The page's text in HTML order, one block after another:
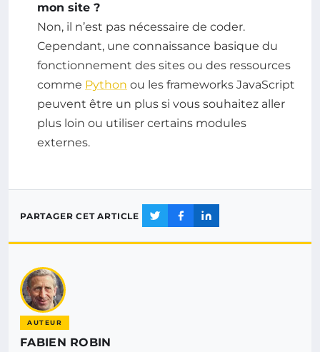
mon site ?
Non, il n’est pas nécessaire de coder.
Cependant, une connaissance basique du
fonctionnement des sites ou des ressources
comme Python ou les frameworks JavaScript
peuvent être un plus si vous souhaitez aller
plus loin ou utiliser certains modules
externes.
PARTAGER CET ARTICLE
AUTEUR
FABIEN ROBIN